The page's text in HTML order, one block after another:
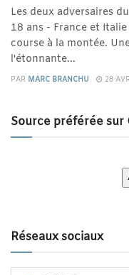
Les deux adversaires
18 ans - France et
course à la montée.
l'étonnante...
PAR MARC BRANCHU 28
Source préférée sur
Réseaux sociaux